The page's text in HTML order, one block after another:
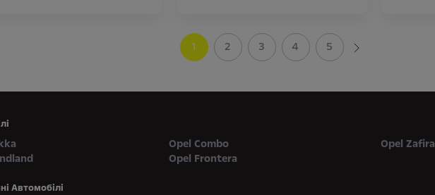
1 2 3 4 5
Opel Combo
Opel Zafira
Opel Frontera
Автомобілі